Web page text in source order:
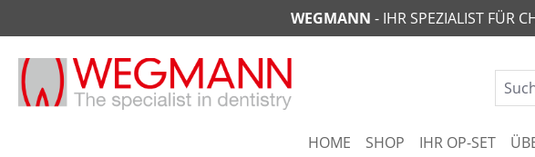
Zur Hauptnavigation springenWEGMANN - IHR SPEZIALIST FÜR
HOME SHOP IHR OP-SET